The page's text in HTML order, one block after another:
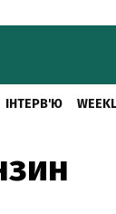
ІНТЕРВ'Ю